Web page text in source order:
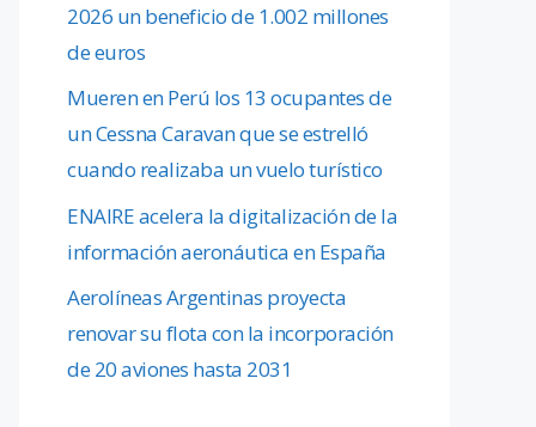
2026 un beneficio de 1.002 millones
de euros
Mueren en Perú los 13 ocupantes de
un Cessna Caravan que se estrelló
cuando realizaba un vuelo turístico
ENAIRE acelera la digitalización de la
información aeronáutica en España
Aerolíneas Argentinas proyecta
renovar su flota con la incorporación
de 20 aviones hasta 2031